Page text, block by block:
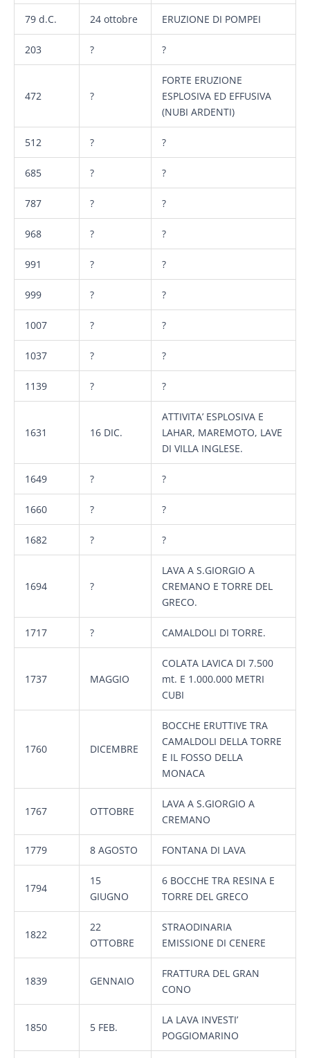
79 d.C. 24 ottobre ERUZIONE DI POMPEI
203 ? ?
472 ?
FORTE ERUZIONE
ESPLOSIVA ED EFFUSIVA
(NUBI ARDENTI)
512 ? ?
685 ? ?
787 ? ?
968 ? ?
991 ? ?
999 ? ?
1007 ? ?
1037 ? ?
1139 ? ?
1631 16 DIC.
ATTIVITA’ ESPLOSIVA E
LAHAR, MAREMOTO, LAVE
DI VILLA INGLESE.
1649 ? ?
1660 ? ?
1682 ? ?
1694 ?
LAVA A S.GIORGIO A
CREMANO E TORRE DEL
GRECO.
1717 ? CAMALDOLI DI TORRE.
1737 MAGGIO
COLATA LAVICA DI 7.500
mt. E 1.000.000 METRI
CUBI
1760 DICEMBRE
BOCCHE ERUTTIVE TRA
CAMALDOLI DELLA TORRE
E IL FOSSO DELLA
MONACA
1767 OTTOBRE
LAVA A S.GIORGIO A
CREMANO
1779 8 AGOSTO FONTANA DI LAVA
1794
15
GIUGNO
6 BOCCHE TRA RESINA E
TORRE DEL GRECO
1822
22
OTTOBRE
STRAODINARIA
EMISSIONE DI CENERE
1839 GENNAIO
FRATTURA DEL GRAN
CONO
1850 5 FEB.
LA LAVA INVESTI’
POGGIOMARINO